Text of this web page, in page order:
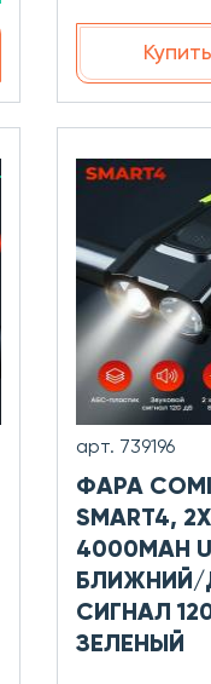
арт. 739196
ФАРА
SMART4,
4000MAH
БЛИЖНИЙ/
СИГНАЛ
ЗЕЛЕНЫЙ